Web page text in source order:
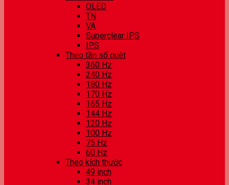
OLED
TN
VA
Superclear IPS
IPS
Theo tần số quét
360 Hz
240 Hz
180 Hz
170 Hz
165 Hz
144 Hz
120 Hz
100 Hz
75 Hz
60 Hz
Theo kích thước
49 inch
34 inch